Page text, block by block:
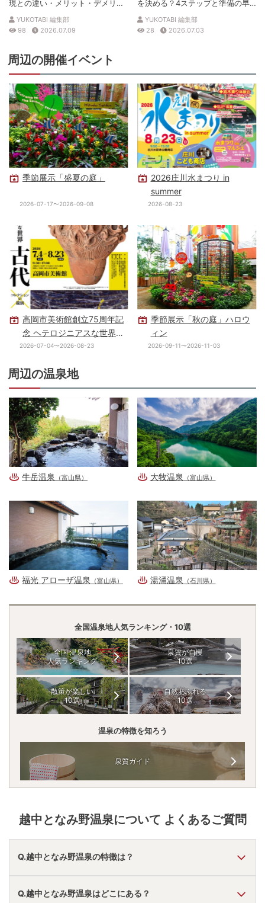
現との違い・メリット・デメリッ
YUKOTABI 編集部
98
2026.07.09
を決める？4ステップと準備の早
YUKOTABI 編集部
28
2026.07.03
周辺の開催イベント
季節展示「盛夏の庭」
2026-07-17〜2026-09-08
2026庄川水まつり in
summer
2026-08-23
高岡市美術館創立75周年記
念 ヘテロジニアスな世界
古代×現代 －コレクション
2026-07-04〜2026-08-23
季節展示「秋の庭」ハロウ
ィン
2026-09-11〜2026-11-03
周辺の温泉地
牛岳温泉 （富山県） 大牧温泉 （富山県）
福光 アローザ温泉 （富山県） 湯涌温泉 （石川県）
全国温泉地人気ランキング・10選
全国 温泉地
人気ランキング
泉質が自慢
10選
散策が楽しい
10選
自然あふれる
10選
温泉の特徴を知ろう
泉質ガイド
越中となみ野温泉について よくあるご質問
Q.越中となみ野温泉の特徴は？
A. 温泉・お湯の特徴はさらさら しており、温泉地の雰囲気は
「静か・落ち着いた」 と言われています。
Q.越中となみ野温泉はどこにある？